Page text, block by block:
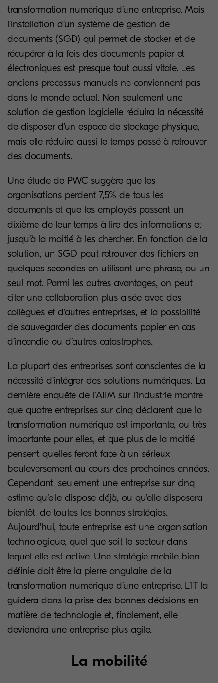
transformation numérique d’une entreprise. Mais
l’installation d’un système de gestion de
documents (SGD) qui permet de stocker et de
récupérer à la fois des documents papier et
électroniques est presque tout aussi vitale. Les
anciens processus manuels ne conviennent pas
dans le monde actuel. Non seulement une
solution de gestion logicielle réduira la nécessité
de disposer d’un espace de stockage physique,
mais elle réduira aussi le temps passé à retrouver
des documents.
Une étude de PWC suggère que les
organisations perdent 7,5% de tous les
documents et que les employés passent un
dixième de leur temps à lire des informations et
jusqu’à la moitié à les chercher. En fonction de la
solution, un SGD peut retrouver des fichiers en
quelques secondes en utilisant une phrase, ou un
seul mot. Parmi les autres avantages, on peut
citer une collaboration plus aisée avec des
collègues et d’autres entreprises, et la possibilité
de sauvegarder des documents papier en cas
d’incendie ou d’autres catastrophes.
La plupart des entreprises sont conscientes de la
nécessité d'intégrer des solutions numériques. La
dernière enquête de l’AIIM sur l’industrie montre
que quatre entreprises sur cinq déclarent que la
transformation numérique est importante, ou très
importante pour elles, et que plus de la moitié
pensent qu’elles feront face à un sérieux
bouleversement au cours des prochaines années.
Cependant, seulement une entreprise sur cinq
estime qu’elle dispose déjà, ou qu’elle disposera
bientôt, de toutes les bonnes stratégies.
Aujourd'hui, toute entreprise est une organisation
technologique, quel que soit le secteur dans
lequel elle est active. Une stratégie mobile bien
définie doit être la pierre angulaire de la
transformation numérique d’une entreprise. L’IT la
guidera dans la prise des bonnes décisions en
matière de technologie et, finalement, elle
deviendra une entreprise plus agile.
La mobilité